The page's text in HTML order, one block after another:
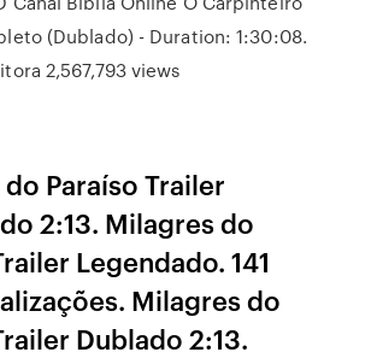
(Dublado) - Duration: 1:30:08.
2,567,793 views
Paraíso Trailer
2:13. Milagres do
Legendado. 141
Milagres do
Dublado 2:13.